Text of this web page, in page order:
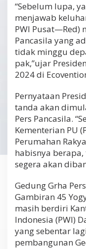
“Sebelum lupa,
menjawab
PWI Pusat—Red)
Pancasila yang
tidak minggu
pak,”ujar
2024 di
Pernyataan
tanda akan
Pers Pancasila.
Kementerian PU
Perumahan
habisnya
segera akan
Gedung Grha
Gambiran 45
masih berdiri
Indonesia (PWI)
yang sebentar
pembangunan